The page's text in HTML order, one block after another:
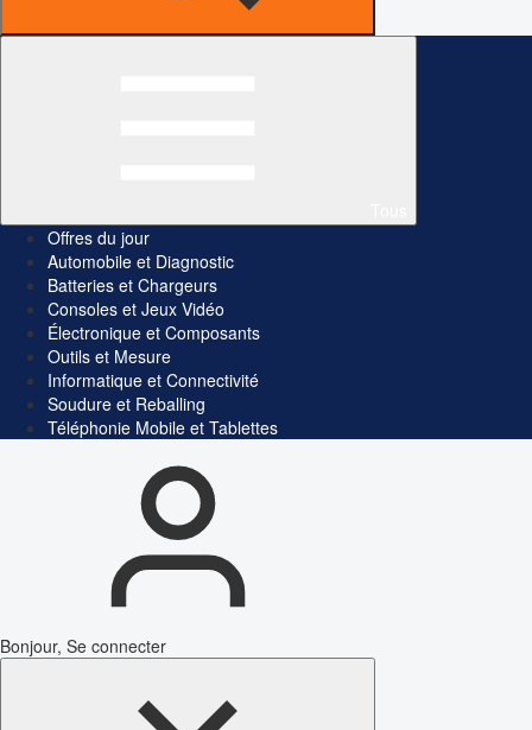
Offres du jour
Automobile et Diagnostic
Batteries et Chargeurs
Consoles et Jeux Vidéo
Électronique et Composants
Outils et Mesure
Informatique et Connectivité
Soudure et Reballing
Téléphonie Mobile et Tablettes
Bonjour, Se connecter